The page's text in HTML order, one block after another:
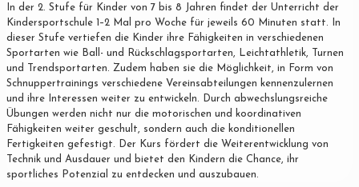
In der 2. Stufe für Kinder von 7 bis 8 Jahren findet der Unterricht der
Kindersportschule 1–2 Mal pro Woche für jeweils 60 Minuten statt. In
dieser Stufe vertiefen die Kinder ihre Fähigkeiten in verschiedenen
Sportarten wie Ball- und Rückschlagsportarten, Leichtathletik, Turnen
und Trendsportarten. Zudem haben sie die Möglichkeit, in Form von
Schnuppertrainings verschiedene Vereinsabteilungen kennenzulernen
und ihre Interessen weiter zu entwickeln. Durch abwechslungsreiche
Übungen werden nicht nur die motorischen und koordinativen
Fähigkeiten weiter geschult, sondern auch die konditionellen
Fertigkeiten gefestigt. Der Kurs fördert die Weiterentwicklung von
Technik und Ausdauer und bietet den Kindern die Chance, ihr
sportliches Potenzial zu entdecken und auszubauen.